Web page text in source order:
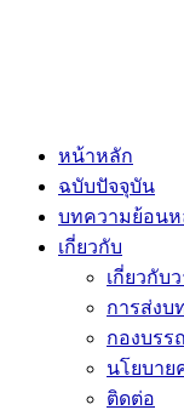
หน้าหลัก
ฉบับปัจจุบัน
บทความย้อนห
เกี่ยวกับ
เกี่ยวกับ
การส่งบ
กองบรร
นโยบาย
ติดต่อ